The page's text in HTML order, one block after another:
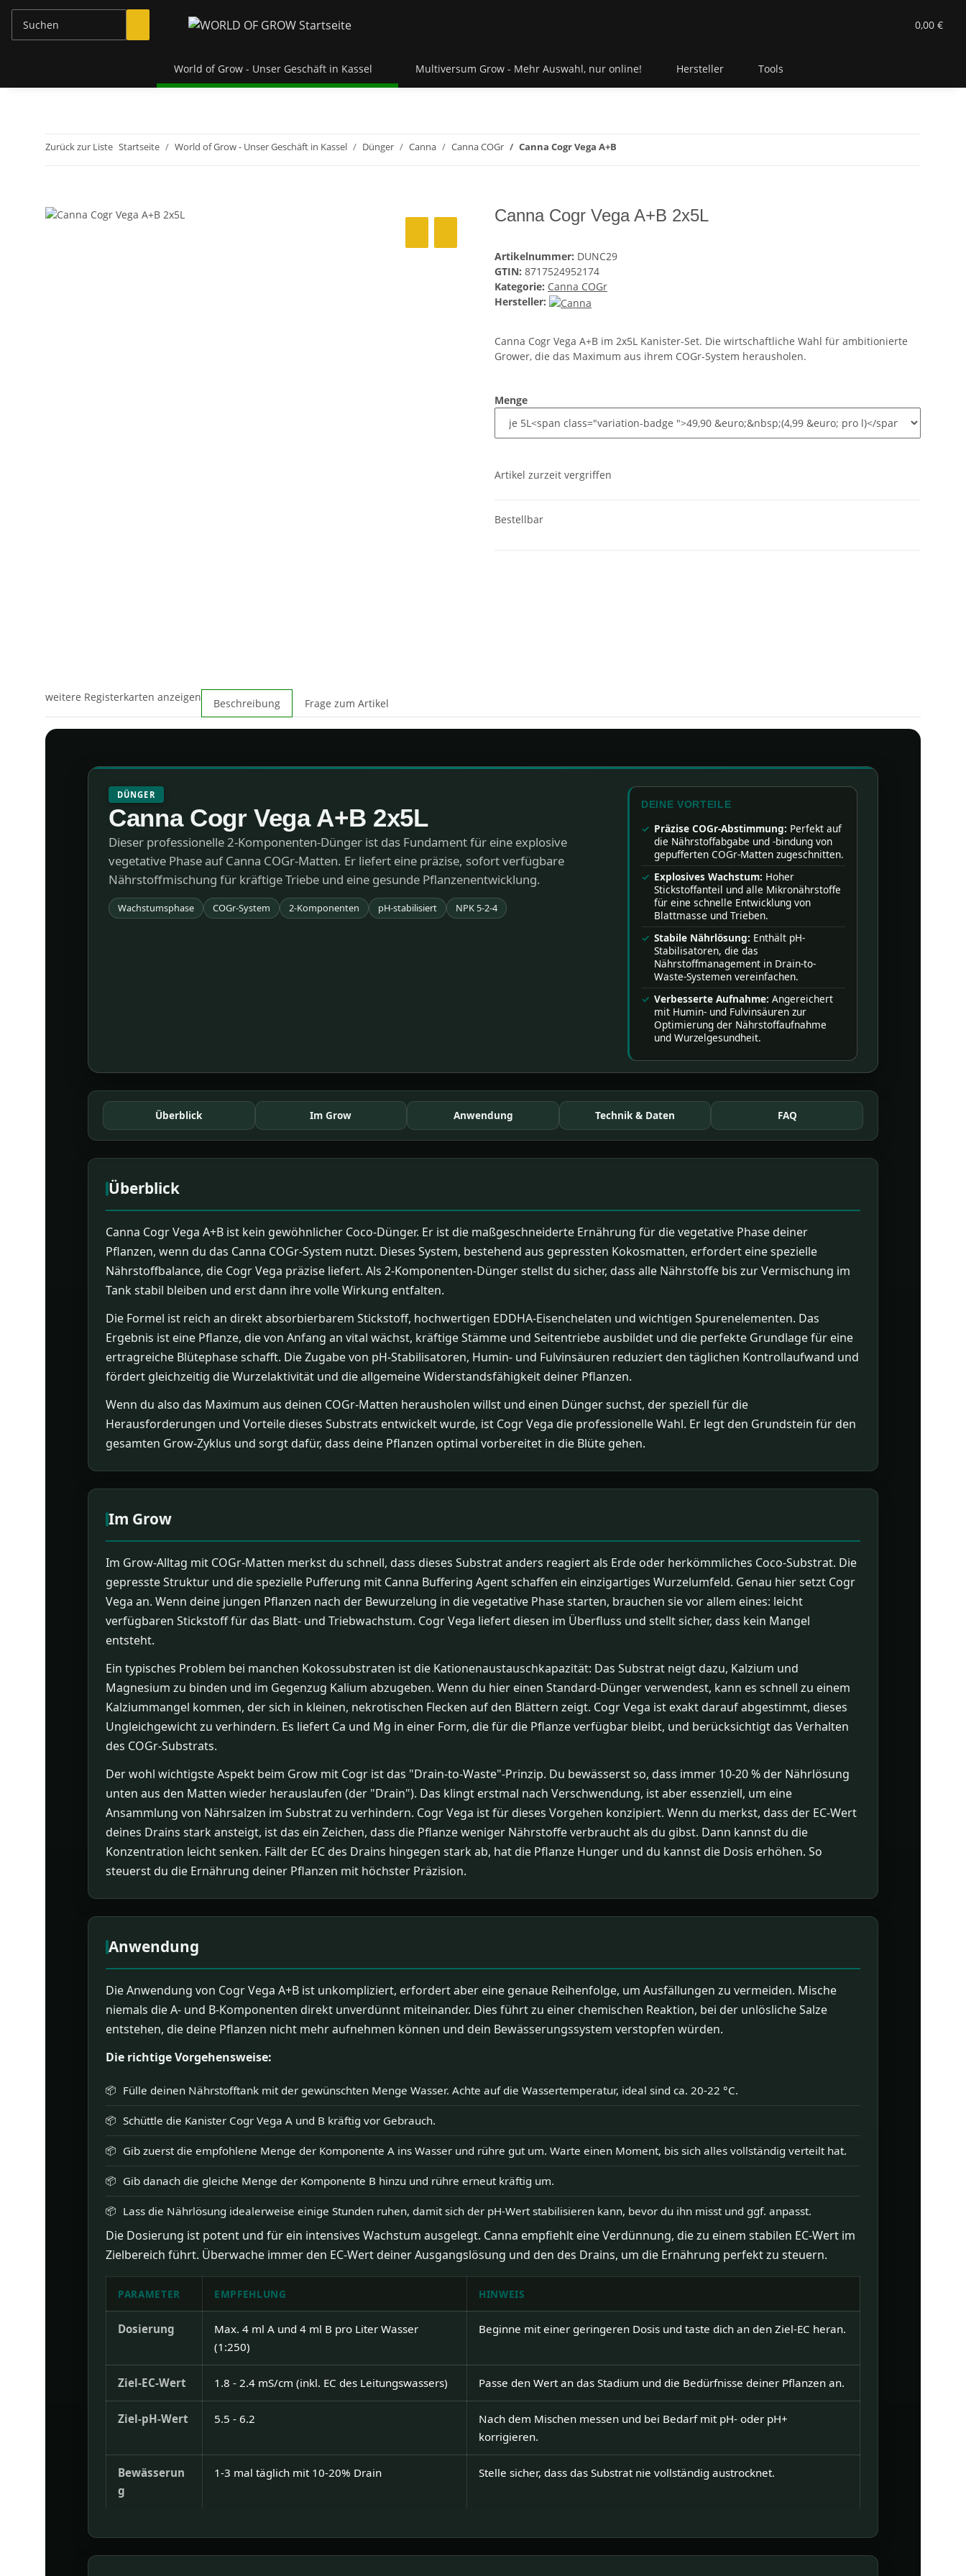
0,00 €
World of Grow - Unser Geschäft in Kassel Multiversum Grow - Mehr Auswahl, nur online! Hersteller Tools
Zurück zur Liste Startseite World of Grow - Unser Geschäft in Kassel Dünger Canna Canna COGr Canna Cogr Vega A+B
Canna Cogr Vega A+B 2x5L
Artikelnummer: DUNC29
GTIN: 8717524952174
Kategorie: Canna COGr
Hersteller:
Canna Cogr Vega A+B im 2x5L Kanister-Set. Die wirtschaftliche Wahl für ambitionierte
Grower, die das Maximum aus ihrem COGr-System herausholen.
Menge
Artikel zurzeit vergriffen
Bestellbar
weitere Registerkarten anzeigen Beschreibung Frage zum Artikel
DÜNGER
Canna Cogr Vega A+B 2x5L
Dieser professionelle 2-Komponenten-Dünger ist das Fundament für eine explosive
vegetative Phase auf Canna COGr-Matten. Er liefert eine präzise, sofort verfügbare
Nährstoffmischung für kräftige Triebe und eine gesunde Pflanzenentwicklung.
Wachstumsphase COGr-System 2-Komponenten pH-stabilisiert NPK 5-2-4
DEINE VORTEILE
Präzise COGr-Abstimmung: Perfekt auf
die Nährstoffabgabe und -bindung von
gepufferten COGr-Matten zugeschnitten.
Explosives Wachstum: Hoher
Stickstoffanteil und alle Mikronährstoffe
für eine schnelle Entwicklung von
Blattmasse und Trieben.
Stabile Nährlösung: Enthält pH-
Stabilisatoren, die das
Nährstoffmanagement in Drain-to-
Waste-Systemen vereinfachen.
Verbesserte Aufnahme: Angereichert
mit Humin- und Fulvinsäuren zur
Optimierung der Nährstoffaufnahme
und Wurzelgesundheit.
Überblick Im Grow Anwendung Technik & Daten FAQ
Überblick
Canna Cogr Vega A+B ist kein gewöhnlicher Coco-Dünger. Er ist die maßgeschneiderte Ernährung für die vegetative Phase deiner
Pflanzen, wenn du das Canna COGr-System nutzt. Dieses System, bestehend aus gepressten Kokosmatten, erfordert eine spezielle
Nährstoffbalance, die Cogr Vega präzise liefert. Als 2-Komponenten-Dünger stellst du sicher, dass alle Nährstoffe bis zur Vermischung im
Tank stabil bleiben und erst dann ihre volle Wirkung entfalten.
Die Formel ist reich an direkt absorbierbarem Stickstoff, hochwertigen EDDHA-Eisenchelaten und wichtigen Spurenelementen. Das
Ergebnis ist eine Pflanze, die von Anfang an vital wächst, kräftige Stämme und Seitentriebe ausbildet und die perfekte Grundlage für eine
ertragreiche Blütephase schafft. Die Zugabe von pH-Stabilisatoren, Humin- und Fulvinsäuren reduziert den täglichen Kontrollaufwand und
fördert gleichzeitig die Wurzelaktivität und die allgemeine Widerstandsfähigkeit deiner Pflanzen.
Wenn du also das Maximum aus deinen COGr-Matten herausholen willst und einen Dünger suchst, der speziell für die
Herausforderungen und Vorteile dieses Substrats entwickelt wurde, ist Cogr Vega die professionelle Wahl. Er legt den Grundstein für den
gesamten Grow-Zyklus und sorgt dafür, dass deine Pflanzen optimal vorbereitet in die Blüte gehen.
Im Grow
Im Grow-Alltag mit COGr-Matten merkst du schnell, dass dieses Substrat anders reagiert als Erde oder herkömmliches Coco-Substrat. Die
gepresste Struktur und die spezielle Pufferung mit Canna Buffering Agent schaffen ein einzigartiges Wurzelumfeld. Genau hier setzt Cogr
Vega an. Wenn deine jungen Pflanzen nach der Bewurzelung in die vegetative Phase starten, brauchen sie vor allem eines: leicht
verfügbaren Stickstoff für das Blatt- und Triebwachstum. Cogr Vega liefert diesen im Überfluss und stellt sicher, dass kein Mangel
entsteht.
Ein typisches Problem bei manchen Kokossubstraten ist die Kationenaustauschkapazität: Das Substrat neigt dazu, Kalzium und
Magnesium zu binden und im Gegenzug Kalium abzugeben. Wenn du hier einen Standard-Dünger verwendest, kann es schnell zu einem
Kalziummangel kommen, der sich in kleinen, nekrotischen Flecken auf den Blättern zeigt. Cogr Vega ist exakt darauf abgestimmt, dieses
Ungleichgewicht zu verhindern. Es liefert Ca und Mg in einer Form, die für die Pflanze verfügbar bleibt, und berücksichtigt das Verhalten
des COGr-Substrats.
Der wohl wichtigste Aspekt beim Grow mit Cogr ist das "Drain-to-Waste"-Prinzip. Du bewässerst so, dass immer 10-20 % der Nährlösung
unten aus den Matten wieder herauslaufen (der "Drain"). Das klingt erstmal nach Verschwendung, ist aber essenziell, um eine
Ansammlung von Nährsalzen im Substrat zu verhindern. Cogr Vega ist für dieses Vorgehen konzipiert. Wenn du merkst, dass der EC-Wert
deines Drains stark ansteigt, ist das ein Zeichen, dass die Pflanze weniger Nährstoffe verbraucht als du gibst. Dann kannst du die
Konzentration leicht senken. Fällt der EC des Drains hingegen stark ab, hat die Pflanze Hunger und du kannst die Dosis erhöhen. So
steuerst du die Ernährung deiner Pflanzen mit höchster Präzision.
Anwendung
Die Anwendung von Cogr Vega A+B ist unkompliziert, erfordert aber eine genaue Reihenfolge, um Ausfällungen zu vermeiden. Mische
niemals die A- und B-Komponenten direkt unverdünnt miteinander. Dies führt zu einer chemischen Reaktion, bei der unlösliche Salze
entstehen, die deine Pflanzen nicht mehr aufnehmen können und dein Bewässerungssystem verstopfen würden.
Die richtige Vorgehensweise:
Fülle deinen Nährstofftank mit der gewünschten Menge Wasser. Achte auf die Wassertemperatur, ideal sind ca. 20-22 °C.
Schüttle die Kanister Cogr Vega A und B kräftig vor Gebrauch.
Gib zuerst die empfohlene Menge der Komponente A ins Wasser und rühre gut um. Warte einen Moment, bis sich alles vollständig verteilt hat.
Gib danach die gleiche Menge der Komponente B hinzu und rühre erneut kräftig um.
Lass die Nährlösung idealerweise einige Stunden ruhen, damit sich der pH-Wert stabilisieren kann, bevor du ihn misst und ggf. anpasst.
Die Dosierung ist potent und für ein intensives Wachstum ausgelegt. Canna empfiehlt eine Verdünnung, die zu einem stabilen EC-Wert im
Zielbereich führt. Überwache immer den EC-Wert deiner Ausgangslösung und den des Drains, um die Ernährung perfekt zu steuern.
PARAMETER EMPFEHLUNG HINWEIS
Dosierung
Max. 4 ml A und 4 ml B pro Liter Wasser
(1:250)
Beginne mit einer geringeren Dosis und taste dich an den Ziel-EC heran.
Ziel-EC-Wert 1.8 - 2.4 mS/cm (inkl. EC des Leitungswassers) Passe den Wert an das Stadium und die Bedürfnisse deiner Pflanzen an.
Ziel-pH-Wert 5.5 - 6.2
Nach dem Mischen messen und bei Bedarf mit pH- oder pH+
korrigieren.
Bewässerun
g
1-3 mal täglich mit 10-20% Drain Stelle sicher, dass das Substrat nie vollständig austrocknet.